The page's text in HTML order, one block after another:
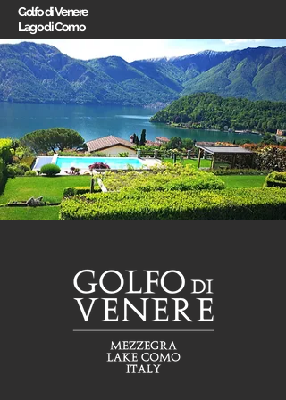
Lago di Como
Golfo di Venere